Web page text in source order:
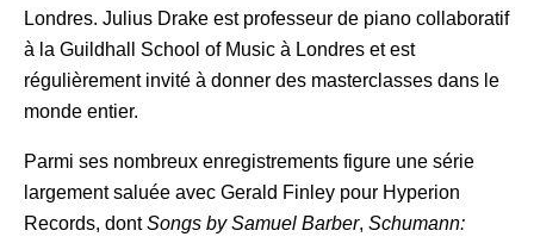
Londres. Julius Drake est professeur de piano collaboratif
à la Guildhall School of Music à Londres et est
régulièrement invité à donner des masterclasses dans le
monde entier.
Parmi ses nombreux enregistrements figure une série
largement saluée avec Gerald Finley pour Hyperion
Records, dontSongs by Samuel Barber, Schumann: